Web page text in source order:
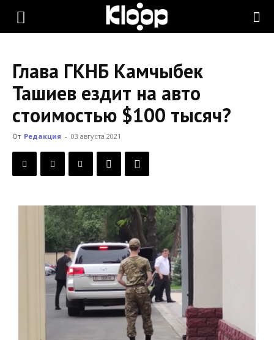
KLOOP.KG
Новости
Кыргызстана
Глава ГКНБ Камчыбек
Ташиев ездит на авто
стоимостью $100 тысяч?
От Редакция - 03 августа 2021